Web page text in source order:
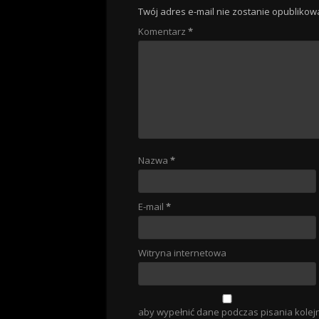
Twój adres e-mail nie zostanie
Komentarz *
Nazwa *
E-mail *
Witryna internetowa
aby wypełnić dane podczas pisania